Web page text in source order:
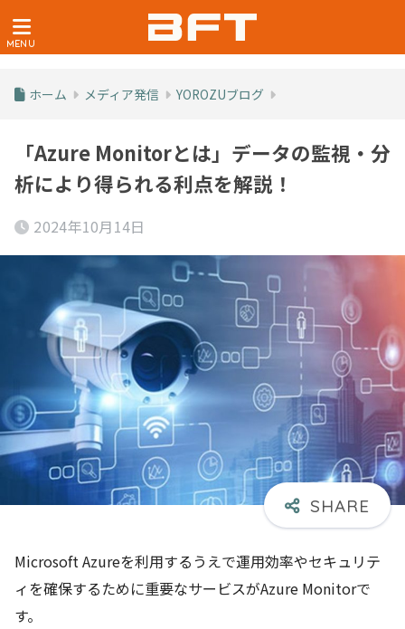
ホーム メディア発信 YOROZUブログ
「Azure Monitorとは」データの監視・分
析により得られる利点を解説！
2024年10月14日
Microsoft Azureを利用するうえで運用効率やセキュリテ
ィを確保するために重要なサービスがAzure Monitorで
す。